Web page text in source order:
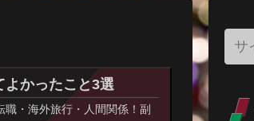
よかったこと3選
・海外旅行・人間関係！副